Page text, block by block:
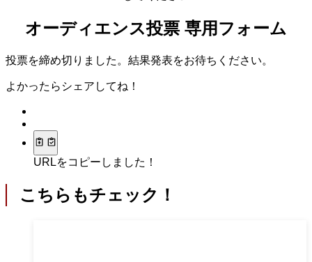
オーディエンス投票 専用フォーム
投票を締め切りました。結果発表をお待ちください。
よかったらシェアしてね！
URLをコピーしました！
こちらもチェック！